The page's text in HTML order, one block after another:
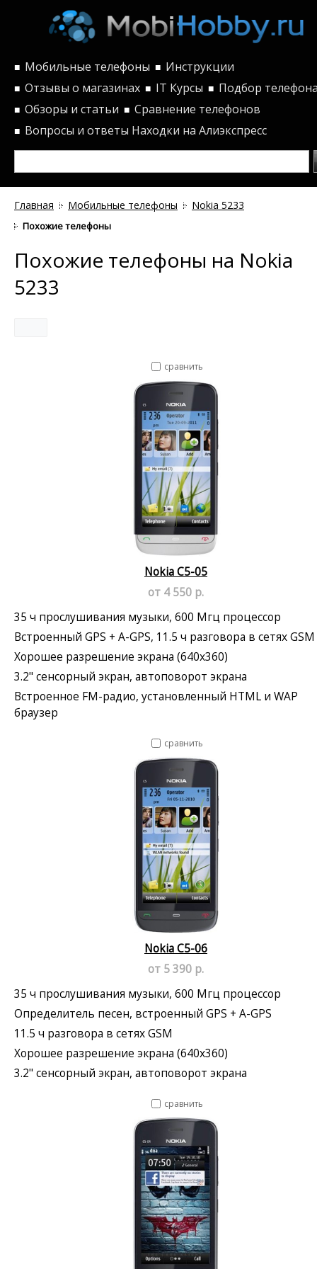
■ Мобильные телефоны ■ Инструкции
■ Отзывы о магазинах ■ IT Курсы ■ Подбор
■ Обзоры и статьи ■ Сравнение телефонов
■ Вопросы и ответы Находки на Алиэкспресс
Главная Мобильные телефоны Nokia 5233
Похожие телефоны
Похожие телефоны на Nokia
5233
сравнить
Nokia C5-05
от 4 550 р.
35 ч прослушивания музыки, 600 Мгц процессор
Встроенный GPS + A-GPS, 11.5 ч разговора в сетях GSM
Хорошее разрешение экрана (640x360)
3.2" сенсорный экран, автоповорот экрана
Встроенное FM-радио, установленный HTML и WAP
браузер
сравнить
Nokia C5-06
от 5 390 р.
35 ч прослушивания музыки, 600 Мгц процессор
Определитель песен, встроенный GPS + A-GPS
11.5 ч разговора в сетях GSM
Хорошее разрешение экрана (640x360)
3.2" сенсорный экран, автоповорот экрана
сравнить